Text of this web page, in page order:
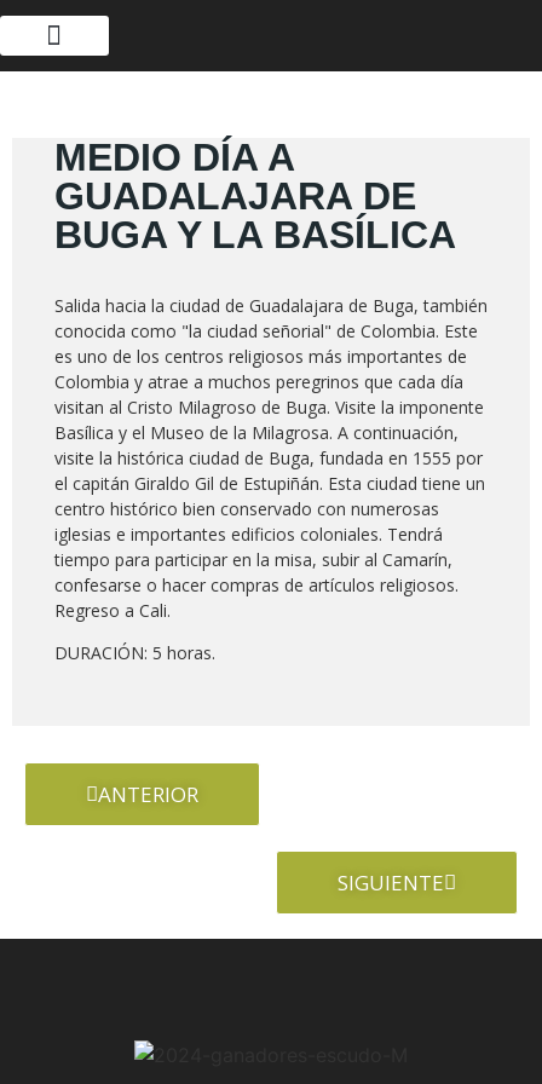
MEDIO DÍA A
GUADALAJARA DE
BUGA Y LA BASÍLICA
Salida hacia la ciudad de Guadalajara de Buga, también
conocida como "la ciudad señorial" de Colombia. Este
es uno de los centros religiosos más importantes de
Colombia y atrae a muchos peregrinos que cada día
visitan al Cristo Milagroso de Buga. Visite la imponente
Basílica y el Museo de la Milagrosa. A continuación,
visite la histórica ciudad de Buga, fundada en 1555 por
el capitán Giraldo Gil de Estupiñán. Esta ciudad tiene un
centro histórico bien conservado con numerosas
iglesias e importantes edificios coloniales. Tendrá
tiempo para participar en la misa, subir al Camarín,
confesarse o hacer compras de artículos religiosos.
Regreso a Cali.
DURACIÓN: 5 horas.
ANTERIOR
SIGUIENTE